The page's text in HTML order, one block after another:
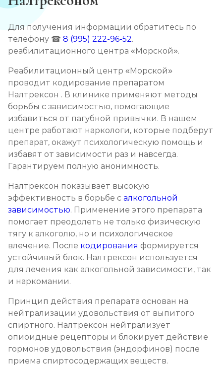
Кодирование Алгоминалом
Кодирование препаратом Тетлонг 250
от 4 500 ₽ Записаться
Кодирование Колме
от 5 000 ₽ Записаться
от 4 500 ₽ Записаться
Кодирование СИТ
от 6 000 ₽ Записаться
Кодирование тройной блок
от 8 000 ₽ Записаться
Химический блок от алкоголизма
от 4 000 ₽
Вшивание Торпедо
от 5 000 ₽ Записаться
Раскодирование от алкоголизма
Для получения информации обратитесь по
телефону ☎ 8 (995) 222-96-52.
реабилитационного центра «Морской».
Реабилитационный центр «Морской»
проводит кодирование препаратом
Налтрексон . В клинике применяют методы
борьбы с зависимостью, помогающие
избавиться от пагубной привычки. В нашем
центре работают наркологи, которые подберут
препарат, окажут психологическую помощь и
избавят от зависимости раз и навсегда.
Гарантируем полную анонимность.
Налтрексон показывает высокую
эффективность в борьбе с алкогольной
зависимостью. Применение этого препарата
помогает преодолеть не только физическую
тягу к алкоголю, но и психологическое
влечение. После кодирования формируется
устойчивый блок. Налтрексон используется
для лечения как алкогольной зависимости, так
и наркомании.
Принцип действия препарата основан на
нейтрализации удовольствия от выпитого
спиртного. Налтрексон нейтрализует
опиоидные рецепторы и блокирует действие
гормонов удовольствия (эндорфинов) после
приема спиртосодержащих веществ.